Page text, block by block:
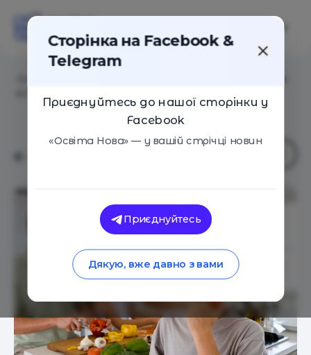
Сторінка на Facebook &
Telegram
Приєднуйтесь до нашої сторінки у
Facebook
«Освіта Нова» — у вашій стрічці новин
Приєднуйтесь
Дякую, вже давно з вами